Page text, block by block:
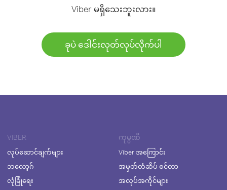
Viber မရှိသေးဘူးလား။
ခုပဲ ဒေါင်းလုတ်လုပ်လိုက်ပါ
VIBER
လုပ်ဆောင်ချက်များ
ဘလော့ဂ်
လုံခြုံရေး
ကုမ္ပဏီ
Viber အကြောင်း
အမှတ်တံဆိပ် စင်တာ
အလုပ်အကိုင်များ